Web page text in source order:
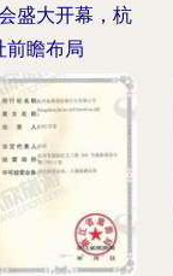
盛大开幕，杭
前瞻布局